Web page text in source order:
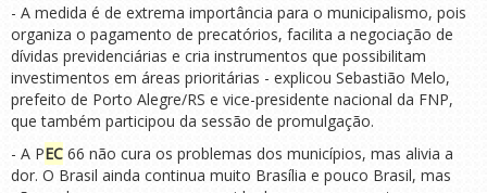
- A medida é de extrema importância para o municipalismo, pois
organiza o pagamento de precatórios, facilita a negociação de
dívidas previdenciárias e cria instrumentos que possibilitam
investimentos em áreas prioritárias - explicou Sebastião Melo,
prefeito de Porto Alegre/RS e vice-presidente nacional da FNP,
que também participou da sessão de promulgação.
- A PEC 66 não cura os problemas dos municípios, mas alivia a
dor. O Brasil ainda continua muito Brasília e pouco Brasil, mas